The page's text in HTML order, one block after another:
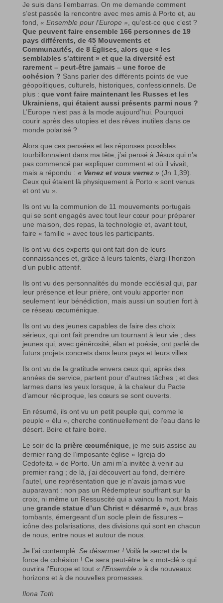
Je suis dans l’embarras. On me demande comment
s’est passée la rencontre avec mes amis à Porto et, au
fond, « Ensemble pour l’Europe » , qu’est-ce que c’est ?
Que peuvent faire ensemble 166 personnes de 19
pays différents, de 45 Mouvements et
Communautés, de 8 Églises, alors que « les
semblables s’attirent » et que la diversité est
rarement – peut-être jamais – une force de
cohésion ? Sans parler des différents points de vue
géopolitiques, culturels, historiques, confessionnels. De
plus : que vont faire maintenant les Russes et les
Ukrainiens, qui étaient aussi présents parmi nous ?
L’Europe n’est pas à la mode aujourd’hui. Pourquoi
courir après des utopies et des rêves inutiles dans ce
monde polarisé ?
Alors que ces pensées et les réponses possibles
tourbillonnaient dans ma tête, j’ai pensé à Jésus qui n’a
pas commencé par expliquer comment et où il vivait,
mais a répondu : « Venez et vous verrez » (Jn 1,39).
Ceux qui étaient là physiquement à Porto « sont venus
et ont vu ».
Ils ont vu la communion de 11 mouvements portugais
qui se sont engagés avec tout leur cœur pour préparer
une maison, des repas, la technologie et, avant tout,
faire « famille » avec tous les participants.
Ils ont vu des experts qui ont fait don de leurs
connaissances et, grâce à leurs talents, élargi l’horizon
d’un public attentif.
Ils ont vu des personnalités du monde ecclésial qui, par
leur présence et leur prière, ont voulu apporter non
seulement leur bénédiction, mais aussi un soutien fort à
ce réseau œcuménique.
Ils ont vu des jeunes capables de faire des choix
sérieux, qui ont fait prendre un tournant à leur vie ; des
jeunes qui, avec générosité, élan et poésie, ont parlé de
futurs projets concrets dans leurs pays et leurs villes.
Ils ont vu de la gratitude envers ceux qui, après des
années de service, partent pour d’autres tâches ; et des
larmes dans les yeux lorsque, à la chaleur du Pacte
d’amour réciproque, les cœurs se sont ouverts.
En résumé, ils ont vu un petit peuple qui, comme le
peuple « élu », cherche continuellement de l’eau dans le
désert. Boire et faire boire.
Le soir de la prière œcuménique, je me suis assise au
dernier rang de l’imposante église « Igreja do
Cedofeita » de Porto. Un ami m’a invitée à venir au
premier rang ; de là, j’ai découvert au fond, derrière
l’autel, une représentation que je n’avais jamais vue
auparavant : non pas un Rédempteur souffrant sur la
croix, ni même un Ressuscité qui a vaincu la mort. Mais
une grande statue d’un Christ « désarmé », aux bras
tombants, émergeant d’un socle plein de fissures –
icône des polarisations, des divisions qui sont en chacun
de nous, entre nous et autour de nous.
Je l’ai contemplé. Se désarmer !Voilà le secret de la
force de cohésion ! Ce sera peut-être le « mot-clé » qui
ouvrira l’Europe et tout « l’Ensemble » à de nouveaux
horizons et à de nouvelles promesses.
Ilona Toth